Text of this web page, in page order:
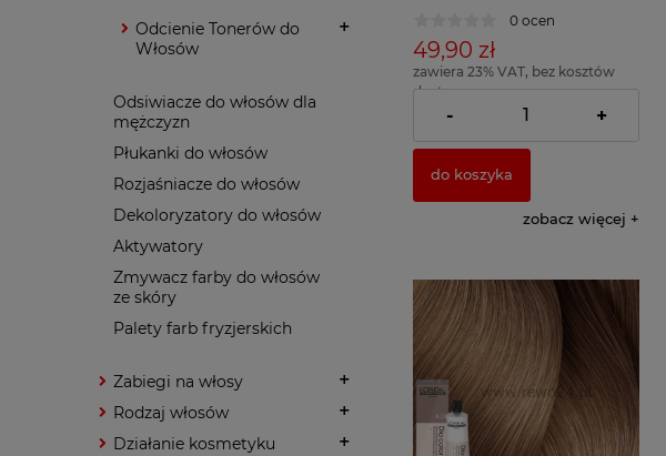
Odcienie Tonerów do
Włosów
Odsiwiacze do włosów dla
mężczyzn
Płukanki do włosów
Rozjaśniacze do włosów
Dekoloryzatory do włosów
Aktywatory
Zmywacz farby do włosów
ze skóry
Palety farb fryzjerskich
Zabiegi na włosy
Rodzaj włosów
Działanie kosmetyku
0 ocen
49,90 zł
zawiera 23% VAT, bez kosztów
dostawy
( 1 x 100ml = 83,17 zł )
- +
do koszyka
zobacz więcej